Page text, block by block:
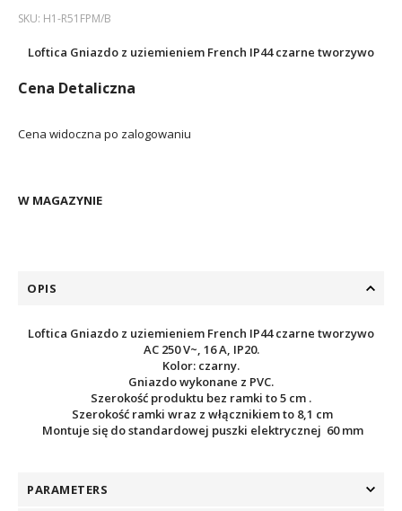
SKU: H1-R51FPM/B
Loftica Gniazdo z uziemieniem French IP44 czarne tworzywo
Cena Detaliczna
Cena widoczna po zalogowaniu
W MAGAZYNIE
OPIS
Loftica Gniazdo z uziemieniem French IP44 czarne tworzywo
AC 250 V~, 16 A, IP20.
Kolor: czarny.
Gniazdo wykonane z PVC.
Szerokość produktu bez ramki to 5 cm .
Szerokość ramki wraz z włącznikiem to 8,1 cm
Montuje się do standardowej puszki elektrycznej 60 mm
PARAMETERS